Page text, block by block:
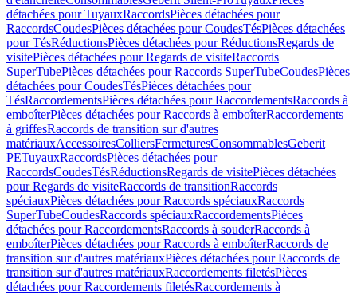
détachées pour TuyauxRaccordsPièces détachées pour
RaccordsCoudesPièces détachées pour CoudesTésPièces détachées
pour TésRéductionsPièces détachées pour RéductionsRegards de
visitePièces détachées pour Regards de visiteRaccords
SuperTubePièces détachées pour Raccords SuperTubeCoudesPièces
détachées pour CoudesTésPièces détachées pour
TésRaccordementsPièces détachées pour RaccordementsRaccords à
emboîterPièces détachées pour Raccords à emboîterRaccordements
à griffesRaccords de transition sur d'autres
matériauxAccessoiresColliersFermeturesConsommablesGeberit
PETuyauxRaccordsPièces détachées pour
RaccordsCoudesTésRéductionsRegards de visitePièces détachées
pour Regards de visiteRaccords de transitionRaccords
spéciauxPièces détachées pour Raccords spéciauxRaccords
SuperTubeCoudesRaccords spéciauxRaccordementsPièces
détachées pour RaccordementsRaccords à souderRaccords à
emboîterPièces détachées pour Raccords à emboîterRaccords de
transition sur d'autres matériauxPièces détachées pour Raccords de
transition sur d'autres matériauxRaccordements filetésPièces
détachées pour Raccordements filetésRaccordements à